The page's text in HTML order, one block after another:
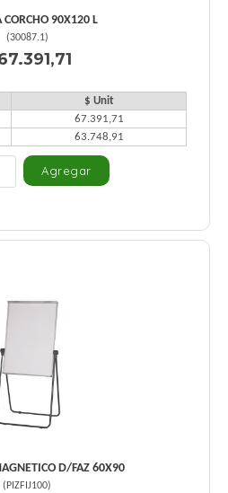
CORCHO 90X120 L
(30087.1)
$ Unit
67.391,71
63.748,91
D/FAZ 60X90
(PIZFIJ100)